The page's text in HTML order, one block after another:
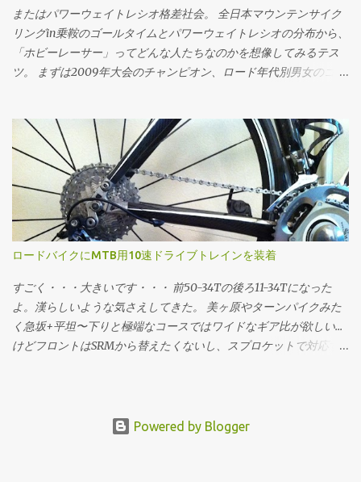
て、CdA=0.215で速度11.11m/s(40km/h)で走る必要なパワーは1の
式で w = 0.5・0.215・1.226・11.11^3 + 0.004・65・9.81・11.11 w =
209.07 同様に速度11.11m/s(40km/h)で209.07Wで走行時のCdAは2
の式で CdA = (209.07 - 0.004・65・9.81・11.11)/(0.5・1.226・
ワットセーブする"というフレームに乗り換えた...
またはパワーウェイトレシオ格差社会。 全日本マウンテンサイク
リングin乗鞍のゴールタイムとパワーウェイトレシオの分布から、
「ホビーレーサー」ってどんな人たちなのかを想像してみるテス
ツ。 まずは2009年大会のチャンピオン、ロード年代別男女のゴー
2009年大会ゴールタイムの分布 最頻値は8.58316757(89分)で、標
準偏差は0.23828524。グラフの横軸では最頻値89分を中心に標準
偏差±1〜3でタイムと、タイムから推定したパワーウェイトレシオ
をマーキングしてます。パワーウェイトレシオについては 体重:
61[kg] バイク: 7.5[kg] 装備: 2[kg] 総重量: 70.5[kg] 転がり抵抗係
数: 0.0045 空気抵抗係数: 0.3299 (てきとう) という「標準的ホビー
レーサー(笑)」を想定し、現地で採取した乗鞍の詳細な勾配データ
上で、走行抵抗・加速度・大気密度etc...を加味した物理シミュレ
ーションで求めています。平たく言えば 脳内サイクリング のエン
ジンです。 全3634サンプルのうち、標準偏差の区間ごとに 標準偏
差-3の区間である43〜55分の間に0 (0%) 標準偏差-2の区間である
55〜70分の間に206人 (5.6%) 標準偏差-1の区間である70〜89分の
以上の区間である182分以上に32人 (0.8%) という分布になりま
ロードバイクにMTB用10速ドライブトレインを装着
すごく・・・大きいです・・・ 前50-34Tの後ろ11-34Tになった
よ。漢らしいような気さえしてきた。 美ヶ原やターンパイクみた
く急坂+平坦〜下りと極端なコースではワイドなギア比が欲しい...
けどフロントはSRMから替えたくないし、スプロケットで対応す
ラー RD-M972-SGS (XTR 9速) スプロケット CS-M980 (XTR 10速)
Powered by Blogger